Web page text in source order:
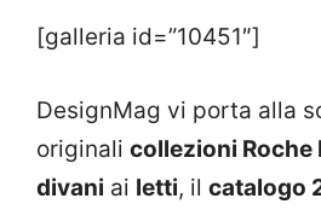
[galleria id=”10451″]
DesignMag vi porta alla
originali collezioni Roche
divani ai letti, il catalogo